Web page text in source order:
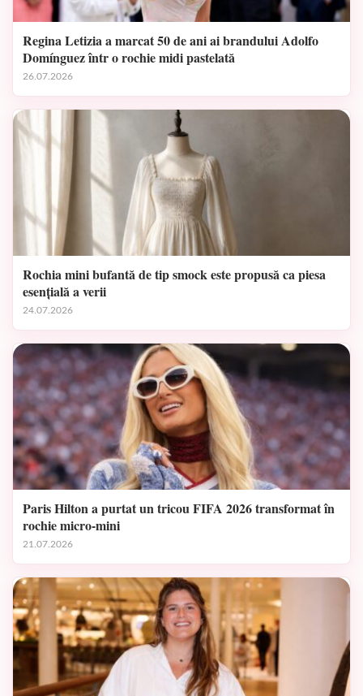
Regina Letizia a marcat 50 de ani ai brandului Adolfo
Domínguez într o rochie midi pastelată
26.07.2026
Rochia mini bufantă de tip smock este propusă ca piesa
esențială a verii
24.07.2026
Paris Hilton a purtat un tricou FIFA 2026 transformat în
rochie micro-mini
21.07.2026